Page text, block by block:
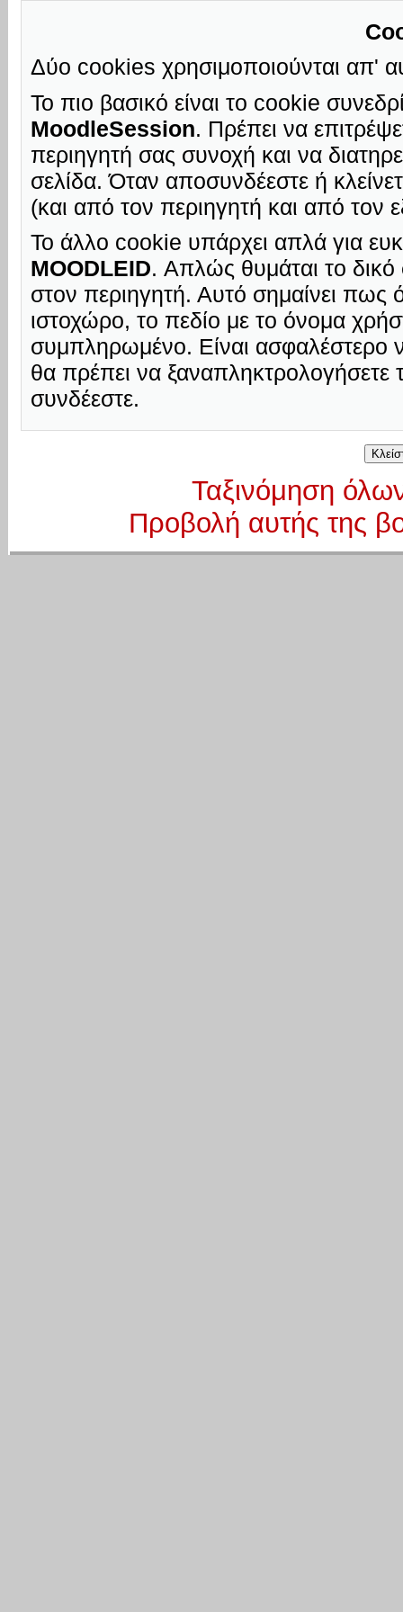
Δύο cookies χρησιμοποιούνται απ'
Το πιο βασικό είναι το cookie
MoodleSession. Πρέπει να
περιηγητή σας συνοχή και να
σελίδα. Όταν αποσυνδέεστε ή
(και από τον περιηγητή και από τον
Το άλλο cookie υπάρχει απλά για
MOODLEID. Απλώς θυμάται το
στον περιηγητή. Αυτό σημαίνει πως
ιστοχώρο, το πεδίο με το όνομα
συμπληρωμένο. Είναι ασφαλέστερο
θα πρέπει να
συνδέεστε.
Ταξινόμηση
Προβολή αυτής της